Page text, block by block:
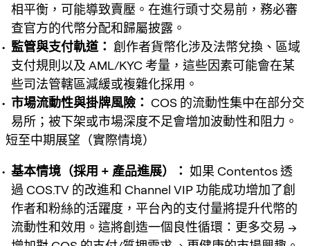
相平衡，可能導致賣壓。在進行頭寸交易前，務必審
查官方的代幣分配和歸屬披露。
監管與支付軌道： 創作者貨幣化涉及法幣兌換、區域
支付規則以及 AML/KYC 考量，這些因素可能會在某
些司法管轄區減緩或複雜化採用。
市場流動性與掛牌風險： COS 的流動性集中在部分交
易所；被下架或市場深度不足會增加波動性和阻力。
短至中期展望（實際情境）
基本情境（採用 + 產品進展）： 如果 Contentos 透
過 COS.TV 的改進和 Channel VIP 功能成功增加了創
作者和粉絲的活躍度，平台內的支付量將提升代幣的
流動性和效用。這將創造一個良性循環：更多交易 →